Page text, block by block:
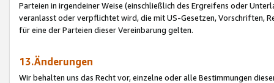
Parteien in irgendeiner Weise (einschließlich des Ergreifens oder
veranlasst oder verpflichtet wird, die mit US-Gesetzen, Vorschriften,
für eine der Parteien dieser Vereinbarung gelten.
13.Änderungen
Wir behalten uns das Recht vor, einzelne oder alle Bestimmungen